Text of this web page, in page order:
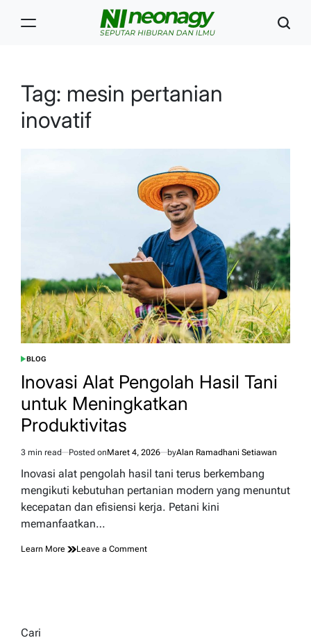
Tag: mesin pertanian
inovatif
POSTED
BLOG
Inovasi Alat Pengolah Hasil Tani
untuk Meningkatkan
Produktivitas
Estimated
read
3 min read Posted onMaret 4, 2026 byAlan Ramadhani Setiawan
Inovasi alat pengolah hasil tani terus berkembang
mengikuti kebutuhan pertanian modern yang menuntut
kecepatan dan efisiensi kerja. Petani kini
memanfaatkan…
Learn More Leave a Commenton
Cari